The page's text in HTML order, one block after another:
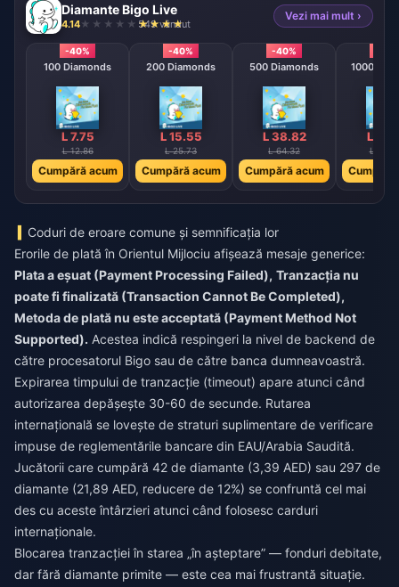
Diamante Bigo Live
4.14 549 vândut
Vezi mai mult ›
-40%
100 Diamonds
L 7.75
L 12.86
Cumpără acum
-40%
200 Diamonds
L 15.55
L 25.73
Cumpără acum
-40%
500 Diamonds
L 38.82
L 64.32
Cumpără acum
1000
L
L
Cumpără
Coduri de eroare comune și semnificația lor
Erorile de plată în Orientul Mijlociu afișează mesaje generice:
Plata a eșuat (Payment Processing Failed), Tranzacția nu
poate fi finalizată (Transaction Cannot Be Completed),
Metoda de plată nu este acceptată (Payment Method Not
Supported). Acestea indică respingeri la nivel de backend de
către procesatorul Bigo sau de către banca dumneavoastră.
Expirarea timpului de tranzacție (timeout) apare atunci când
autorizarea depășește 30-60 de secunde. Rutarea
internațională se lovește de straturi suplimentare de verificare
impuse de reglementările bancare din EAU/Arabia Saudită.
Jucătorii care cumpără 42 de diamante (3,39 AED) sau 297 de
diamante (21,89 AED, reducere de 12%) se confruntă cel mai
des cu aceste întârzieri atunci când folosesc carduri
internaționale.
Blocarea tranzacției în starea „în așteptare” — fonduri debitate,
dar fără diamante primite — este cea mai frustrantă situație.